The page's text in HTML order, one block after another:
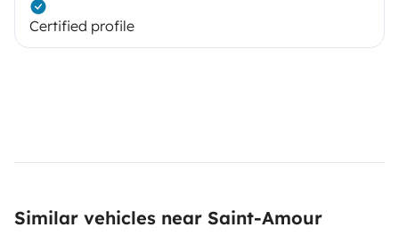
Certified profile
Similar vehicles near Saint-Amour